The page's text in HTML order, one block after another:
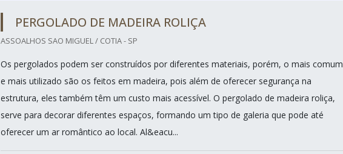
PERGOLADO DE MADEIRA ROLIÇA
ASSOALHOS SAO MIGUEL / COTIA - SP
Os pergolados podem ser construídos por diferentes materiais, porém, o mais comum
e mais utilizado são os feitos em madeira, pois além de oferecer segurança na
estrutura, eles também têm um custo mais acessível. O pergolado de madeira roliça,
serve para decorar diferentes espaços, formando um tipo de galeria que pode até
oferecer um ar romântico ao local. Al&eacu...